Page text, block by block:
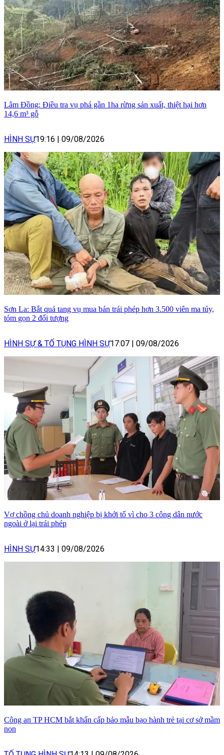
Lâm Đồng: Điều tra vụ phá gần 1ha rừng sản xuất, thiệt hại hơn
14,6 m³ gỗ
HÌNH SỰ19:16 09/08/2026
Sơn La: Bắt quả tang vụ mua bán trái phép hơn 3.500 viên ma túy,
tóm gọn 2 đối tượng
HÌNH SỰ & TỐ TỤNG HÌNH SỰ17:07 09/08/2026
Vợ chồng chủ doanh nghiệp bị khởi tố vì cho 3 công dân nước
ngoài ở lại trái phép
HÌNH SỰ14:33 09/08/2026
Công an TP HCM bắt khẩn cấp bảo mẫu bạo hành trẻ tại cơ sở mầm
non